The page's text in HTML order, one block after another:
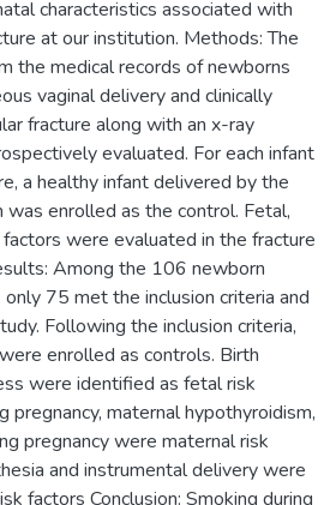
characteristics associated with
at our institution. Methods: The
the medical records of newborns
vaginal delivery and clinically
fracture along with an x-ray
evaluated. For each infant
a healthy infant delivered by the
enrolled as the control. Fetal,
were evaluated in the fracture
Among the 106 newborn
75 met the inclusion criteria and
Following the inclusion criteria,
enrolled as controls. Birth
were identified as fetal risk
pregnancy, maternal hypothyroidism,
pregnancy were maternal risk
and instrumental delivery were
factors Conclusion: Smoking during